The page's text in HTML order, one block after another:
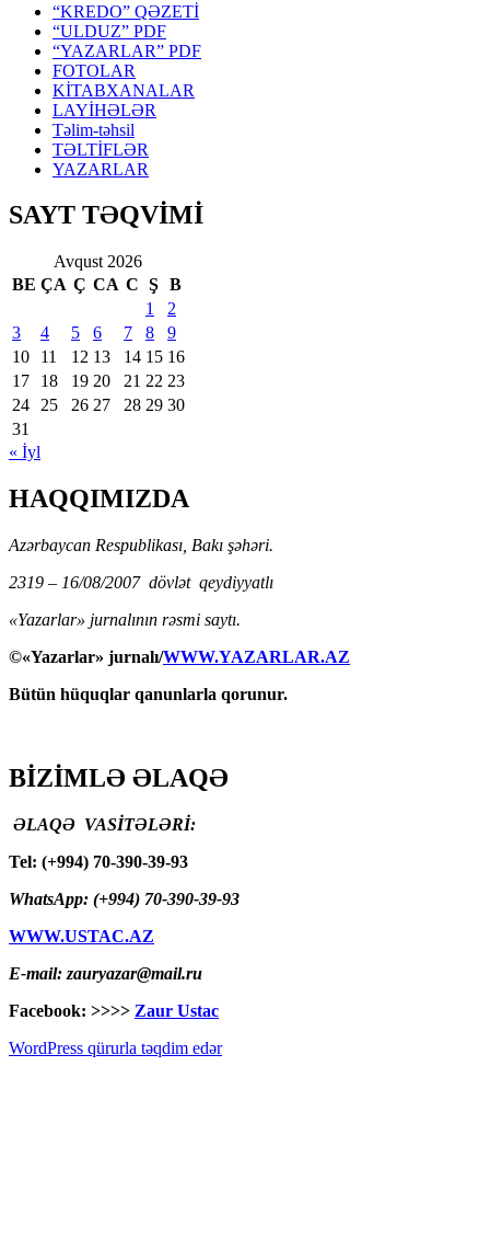
“KREDO” QƏZETİ
“ULDUZ” PDF
“YAZARLAR” PDF
FOTOLAR
KİTABXANALAR
LAYİHƏLƏR
Təlim-təhsil
TƏLTİFLƏR
YAZARLAR
SAYT TƏQVİMİ
Avqust 2026
BE ÇA Ç CA C Ş
B
1
2
3
4 5 6 7 8
9
10
11 12 13 14 15 16
17
18 19 20 21 22 23
24
25 26 27 28 29 30
31
« İyl
HAQQIMIZDA
Azərbaycan Respublikası, Bakı şəhəri.
2319 – 16/08/2007 dövlət qeydiyyatlı
«Yazarlar» jurnalının rəsmi saytı.
©«Yazarlar» jurnalı/WWW.YAZARLAR.AZ
Bütün hüquqlar qanunlarla qorunur.
BİZİMLƏ ƏLAQƏ
ƏLAQƏ VASİTƏLƏRİ:
Tel: (+994) 70-390-39-93
WhatsApp: (+994) 70-390-39-93
WWW.USTAC.AZ
E-mail: zauryazar@mail.ru
Facebook: >>>> Zaur Ustac
WordPress qürurla təqdim edər